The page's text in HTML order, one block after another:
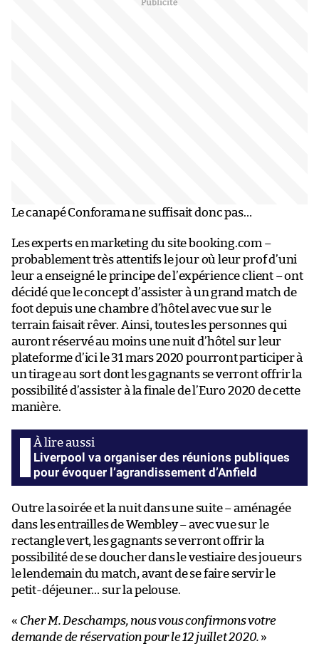
Le canapé Conforama ne suffisait donc pas…
Les experts en marketing du site booking.com –
probablement très attentifs le jour où leur prof d’uni
leur a enseigné le principe de l’expérience client – ont
décidé que le concept d’assister à un grand match de
foot depuis une chambre d’hôtel avec vue sur le
terrain faisait rêver. Ainsi, toutes les personnes qui
auront réservé au moins une nuit d’hôtel sur leur
plateforme d’ici le 31 mars 2020 pourront participer à
un tirage au sort dont les gagnants se verront offrir la
possibilité d’assister à la finale de l’Euro 2020 de cette
manière.
Liverpool va organiser des réunions publiques
pour évoquer l’agrandissement d’Anfield
Outre la soirée et la nuit dans une suite – aménagée
dans les entrailles de Wembley – avec vue sur le
rectangle vert, les gagnants se verront offrir la
possibilité de se doucher dans le vestiaire des joueurs
le lendemain du match, avant de se faire servir le
petit-déjeuner… sur la pelouse.
« Cher M. Deschamps, nous vous confirmons votre
demande de réservation pour le 12 juillet 2020. »